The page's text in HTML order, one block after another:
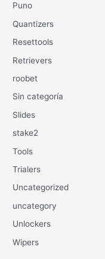
Puno
Quantizers
Resettools
Retrievers
roobet
Sin categoría
Slides
stake2
Tools
Trialers
Uncategorized
uncategory
Unlockers
Wipers